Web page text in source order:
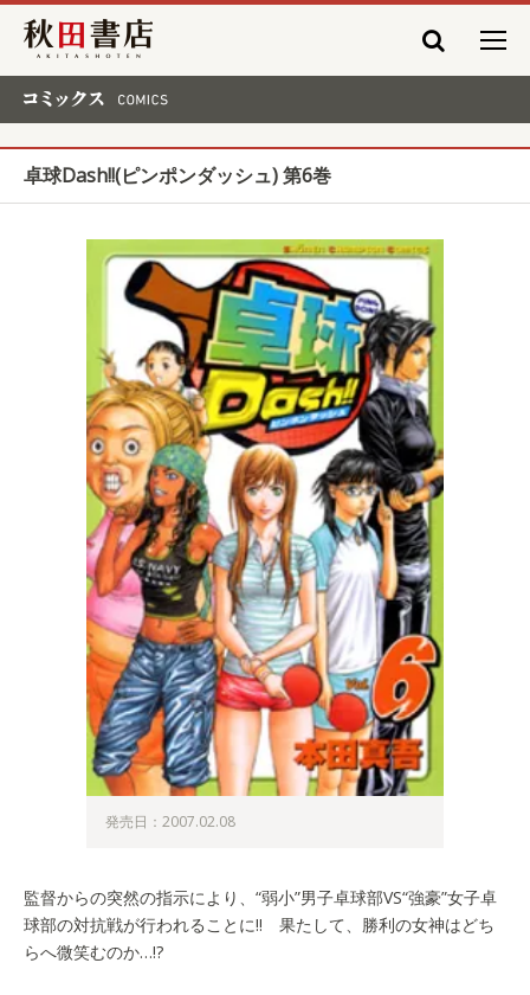
秋田書店
卓球Dash!!(ピンポンダッシュ) 第6巻
発売日：2007.02.08
監督からの突然の指示により、“弱小”男子卓球部VS“強豪”女子卓
球部の対抗戦が行われることに!! 果たして、勝利の女神はどち
らへ微笑むのか…!?